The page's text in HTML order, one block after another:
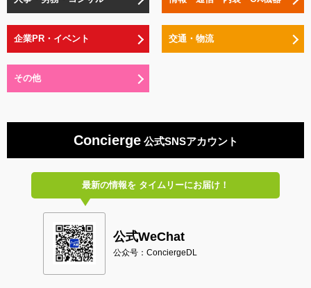
企業PR・イベント 交通・物流
その他
Concierge公式SNSアカウント
最新の情報をタイムリーにお届け！
公式WeChat
公众号：ConciergeDL